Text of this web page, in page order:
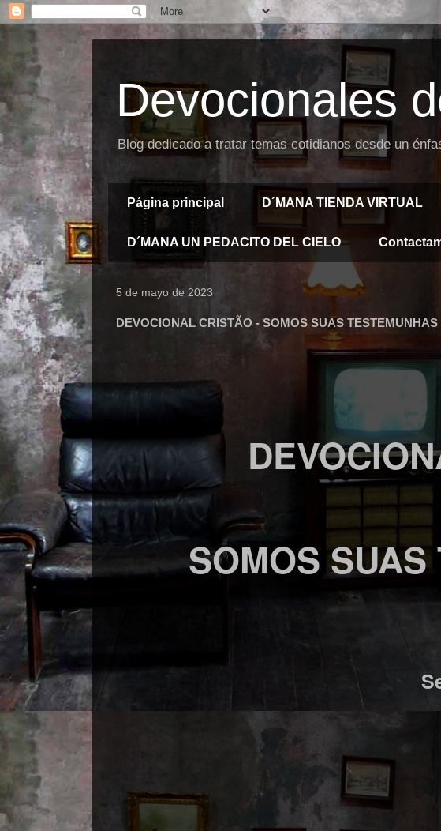
Devocionales
Blog dedicado a tratar temas cotidianos desde un
Página principal D´MANA TIENDA VIRTUAL
D´MANA UN PEDACITO DEL CIELO
5 de mayo de 2023
DEVOCIONAL CRISTÃO - SOMOS SUAS TESTEMUNHAS
SOMOS